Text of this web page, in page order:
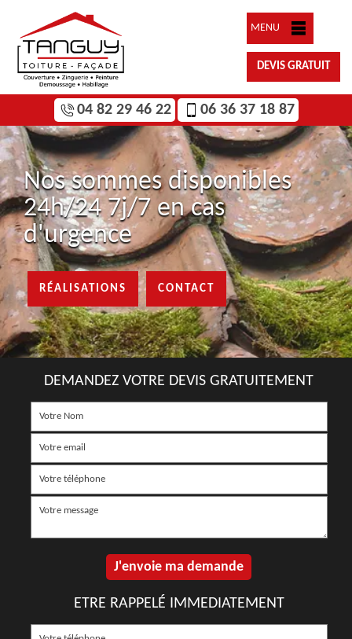
MENU
DEVIS GRATUIT
04 82 29 46 22 06 36 37 18 87
Nos sommes disponibles
24h/24 7j/7 en cas
d'urgence
RÉALISATIONS CONTACT
DEMANDEZ VOTRE DEVIS GRATUITEMENT
ETRE RAPPELÉ IMMEDIATEMENT